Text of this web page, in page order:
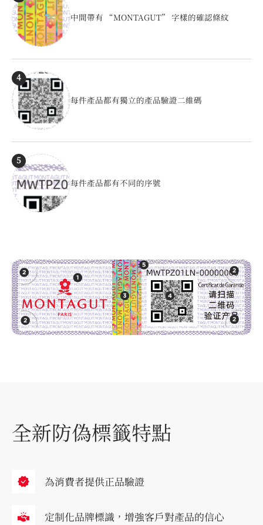
中間帶有 “MONTAGUT” 字樣的確認條紋
4
每件產品都有獨立的產品驗證二維碼
5
每件產品都有不同的序號
全新防偽標籤特點​
為消費者提供正品驗證​
定制化品牌標識，增強客戶對產品的信心